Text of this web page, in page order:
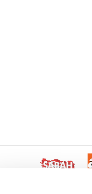
Reddet